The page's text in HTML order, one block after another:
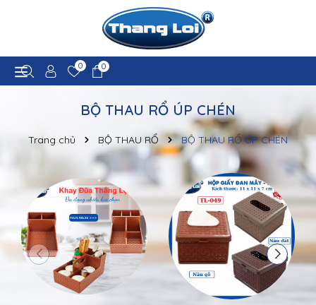
0 0
BỘ THAU RỔ ÚP CHÉN
Trang chủ BỘ THAU RỔ BỘ THAU RỔ ÚP CHÉN